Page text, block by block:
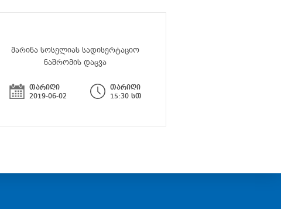
მარინა სოსელიას სადისერტაციო
ნაშრომის დაცვა
თარიღი
2019-06-02
თარიღი
15:30 სთ